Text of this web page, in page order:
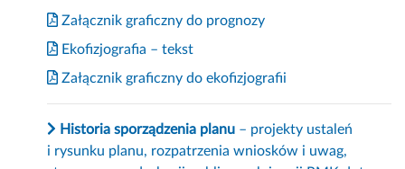
Załącznik graficzny do prognozy
Ekofizjografia – tekst
Załącznik graficzny do ekofizjografii
Historia sporządzenia planu – projekty ustaleń
i rysunku planu, rozpatrzenia wniosków i uwag,